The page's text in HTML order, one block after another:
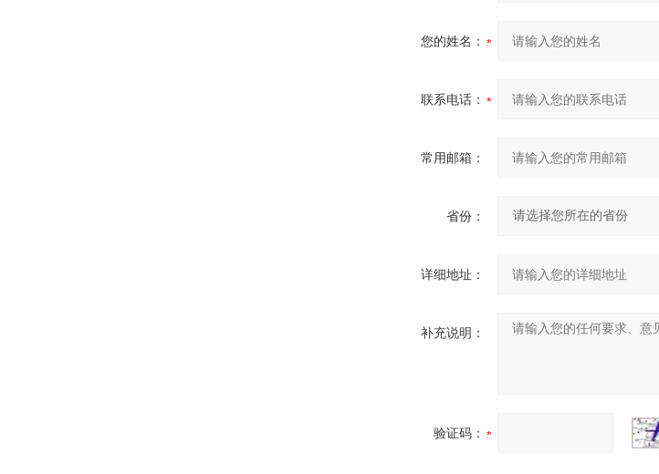
您的姓名：
联系电话：
常用邮箱：
省份：
详细地址：
补充说明：
验证码：